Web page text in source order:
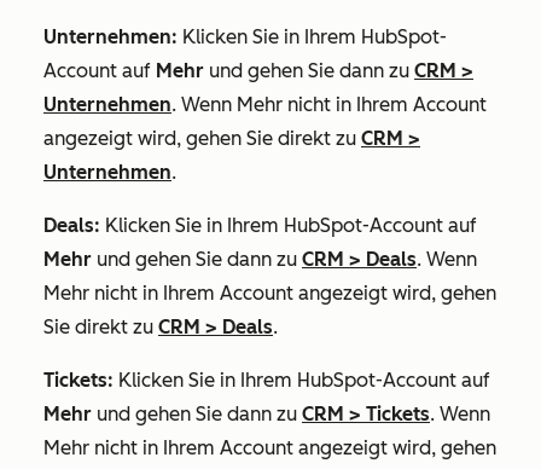
Unternehmen: Klicken Sie in Ihrem HubSpot-
Account auf Mehr und gehen Sie dann zu CRM >
Unternehmen. Wenn Mehr nicht in Ihrem Account
angezeigt wird, gehen Sie direkt zu CRM >
Unternehmen.
Deals: Klicken Sie in Ihrem HubSpot-Account auf
Mehr und gehen Sie dann zu CRM > Deals. Wenn
Mehr nicht in Ihrem Account angezeigt wird, gehen
Sie direkt zu CRM > Deals.
Tickets: Klicken Sie in Ihrem HubSpot-Account auf
Mehr und gehen Sie dann zu CRM > Tickets. Wenn
Mehr nicht in Ihrem Account angezeigt wird, gehen